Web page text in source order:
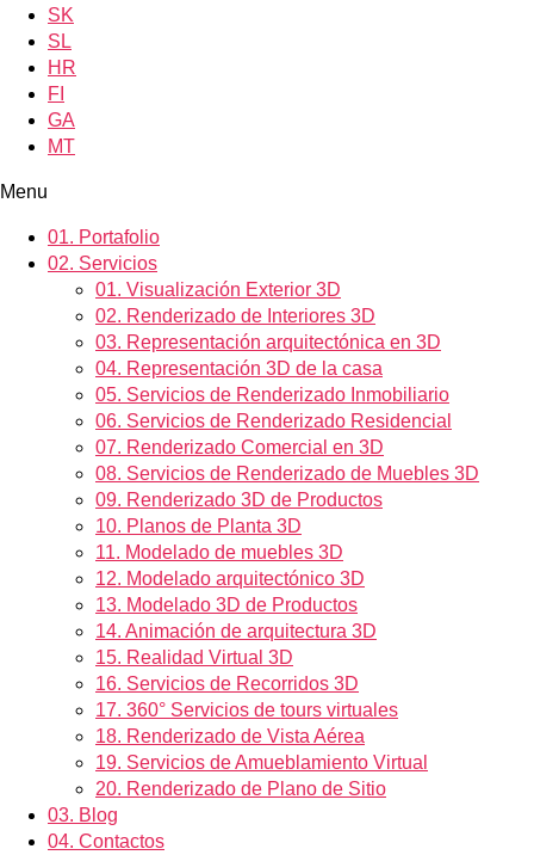
SK
SL
HR
FI
GA
MT
Menu
01. Portafolio
02. Servicios
01. Visualización Exterior 3D
02. Renderizado de Interiores 3D
03. Representación arquitectónica en 3D
04. Representación 3D de la casa
05. Servicios de Renderizado Inmobiliario
06. Servicios de Renderizado Residencial
07. Renderizado Comercial en 3D
08. Servicios de Renderizado de Muebles 3D
09. Renderizado 3D de Productos
10. Planos de Planta 3D
11. Modelado de muebles 3D
12. Modelado arquitectónico 3D
13. Modelado 3D de Productos
14. Animación de arquitectura 3D
15. Realidad Virtual 3D
16. Servicios de Recorridos 3D
17. 360° Servicios de tours virtuales
18. Renderizado de Vista Aérea
19. Servicios de Amueblamiento Virtual
20. Renderizado de Plano de Sitio
03. Blog
04. Contactos